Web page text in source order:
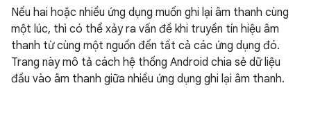
Nếu hai hoặc nhiều ứng dụng muốn ghi lại âm thanh cùng
một lúc, thì có thể xảy ra vấn đề khi truyền tín hiệu âm
thanh từ cùng một nguồn đến tất cả các ứng dụng đó.
Trang này mô tả cách hệ thống Android chia sẻ dữ liệu
đầu vào âm thanh giữa nhiều ứng dụng ghi lại âm thanh.